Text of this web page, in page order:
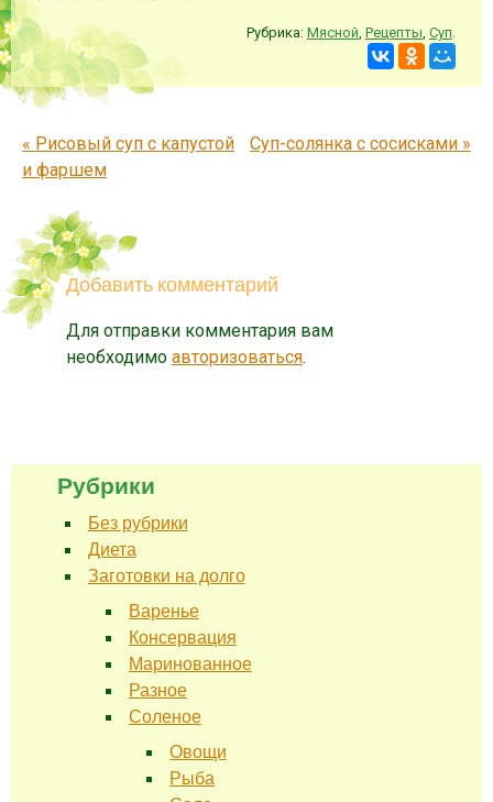
Рубрика: Мясной Рецепты Суп
Запись навигация
« Рисовый суп с капустой
и фаршем
Суп-солянка с сосисками »
Добавить комментарий
Для отправки комментария вам
необходимо авторизоваться.
Рубрики
Без рубрики
Диета
Заготовки на долго
Варенье
Консервация
Маринованное
Разное
Соленое
Овощи
Рыба